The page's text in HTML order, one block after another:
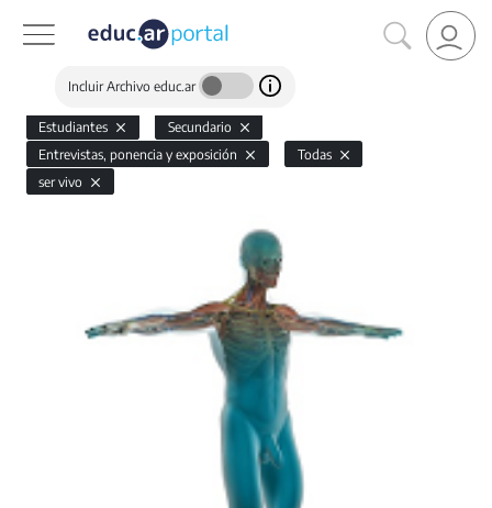
Incluir Archivo educ.ar
Estudiantes
Secundario
Entrevistas, ponencia y exposición
Todas
ser vivo